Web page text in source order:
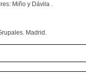
Miño y Dávila .
Madrid.